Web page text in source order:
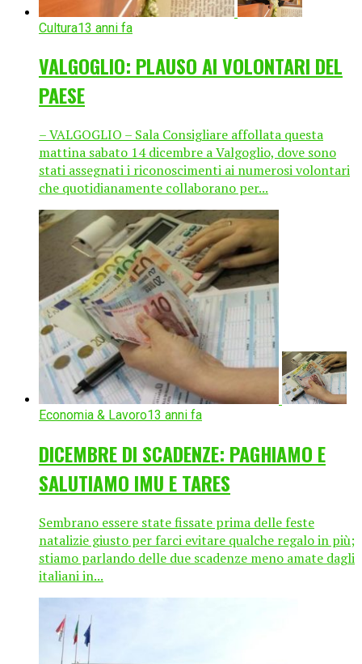
Cultura13 anni fa
VALGOGLIO: PLAUSO AI VOLONTARI DEL
PAESE
– VALGOGLIO – Sala Consigliare affollata questa
mattina sabato 14 dicembre a Valgoglio, dove sono
stati assegnati i riconoscimenti ai numerosi volontari
che quotidianamente collaborano per...
Economia & Lavoro13 anni fa
DICEMBRE DI SCADENZE: PAGHIAMO E
SALUTIAMO IMU E TARES
Sembrano essere state fissate prima delle feste
natalizie giusto per farci evitare qualche regalo in più;
stiamo parlando delle due scadenze meno amate dagli
italiani in...